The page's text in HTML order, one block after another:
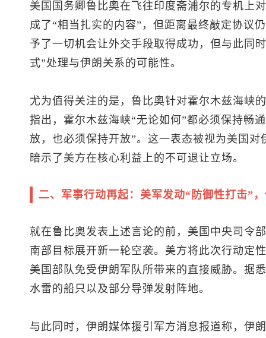
美国国务卿鲁比奥在飞往印度斋浦尔的专机上
成了“相当扎实的内容”，但距离最终敲定协议
予了一切机会让外交手段取得成功，但与此同
式”处理与伊朗关系的可能性。
尤为值得关注的是，鲁比奥针对霍尔木兹海峡
指出，霍尔木兹海峡“无论如何”都必须保持畅
放，也必须保持开放”。这一表态被视为美国
暗示了美方在核心利益上的不可退让立场。
二、军事行动再起：美军发动“防御性打击”
就在鲁比奥发表上述言论的前，美国中央司令
南部目标展开新一轮空袭。美方将此次行动定
美国部队免受伊朗军队所带来的直接威胁。据
水雷的船只以及部分导弹发射阵地。
与此同时，伊朗媒体援引军方消息报道称，伊